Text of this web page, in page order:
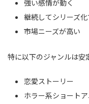
強い感情が動く
継続してシリーズ化
市場ニーズが高い
特に以下のジャンルは安
恋愛ストーリー
ホラー系ショート